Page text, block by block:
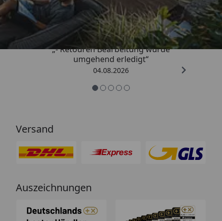
4,81/ 5
„- Retouren Bearbeitung wurde
umgehend erledigt“
04.08.2026
Versand
Auszeichnungen